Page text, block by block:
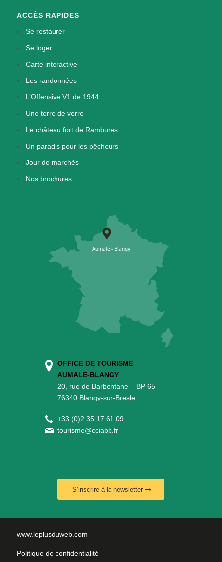
ACCÈS RAPIDES
Se restaurer
Se loger
Carte interactive
Les randonnées
L’Offensive V1 de 1944
Une terre de verre
Le château fort de Rambures
Un paradis pour les pêcheurs
Jour de marchés
Nos brochures
OFFICE DE TOURISME
AUMALE-BLANGY
20, rue de Barbentane – BP 65
76340 Blangy-sur-Bresle
+33 (0)2 35 17 61 09
tourisme@cciabb.fr
S’inscrire à la newsletter
www.leplusduweb.com
Politique de confidentialité